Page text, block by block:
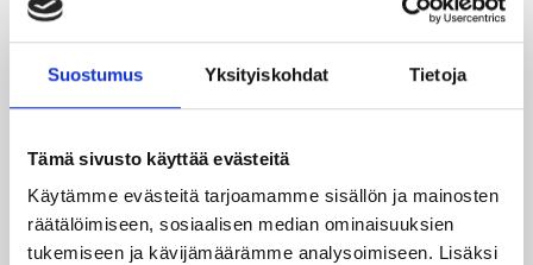
Suostumus Yksityiskohdat Tietoja
Tämä sivusto käyttää evästeitä
Käytämme evästeitä tarjoamamme sisällön ja mainosten
räätälöimiseen, sosiaalisen median ominaisuuksien
tukemiseen ja kävijämäärämme analysoimiseen. Lisäksi
Helsinki Seagullsin kokoonpano vahvistuu
kahdella tuoreella kasvolla. Joukkue on tehnyt
tulevan kauden mittaiset sopimukset viime
kaudella Saksan ProA-sarjan Karlsruhe Lionsia
edustaneen 32-vuotiaan Timi Puittisen kanssa.